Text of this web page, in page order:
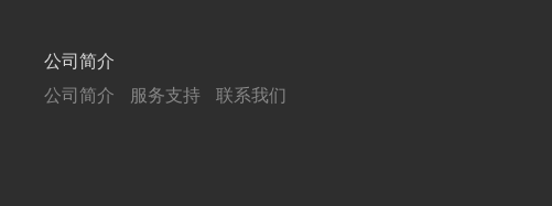
公司简介
公司简介
服务支持 联系我们